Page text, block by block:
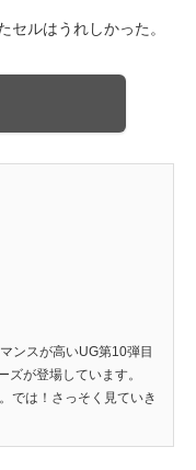
セルはうれしかった。
ンスが高いUG第10弾目
が登場しています。
では！さっそく見ていき